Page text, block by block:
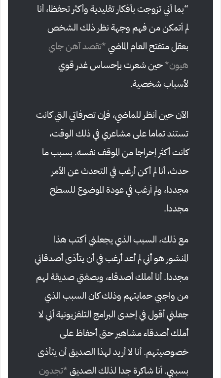
“بما أني تزوجت بأفكار تقليدية وأكثر تحفظا، أنا
لم أتمكن من فهم وجهة نظر ذلك الشخص
بعقل متفتح العام الماضي*تقصد آهن جاي
هيون*حين شعرت بإحساس غدر قوي
لأسباب شخصية.
الآن حين أنظر للماضي، فإن تصرفاتي التي كانت
تستند تماما على مشاعري في ذلك الوقت،
كانت أكثر إحراجا من الموقف نفسه. بسبب ما
حدث، أنا لم أكن أرغب في التحدث عن الأمر
مجددا، ولم أرغب في عودة الموضوع للسطح
مجددا.
مع ذلك، السبب الذي يجعلني أكتب هذا
المنشور هو أني لم أعد أرغب في أن يتأذى أصدقائي
مجددا. أنا أملك أصدقاء، وبصفتي صديقة لهم
من واجبي حمايتهم وذلك كان السبب الذي
جعلني أقول في إحدى البرامج التلفزيونية أني لا
أملك أصدقاء مشاهير حتى أحفاظ على
خصوصيتهم. أنا لا أريد لهذا الصديق أن يتأذى
بسببي. أنا شاكرة جدا لذلك الصديق*تجدون